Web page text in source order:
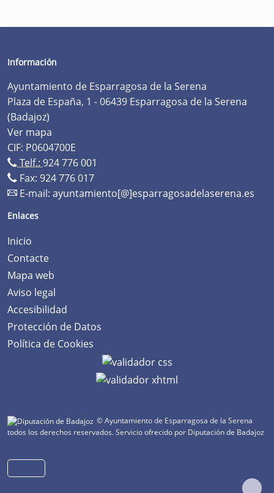
Información
Ayuntamiento de Esparragosa de la Serena
Plaza de España, 1 - 06439 Esparragosa de la Serena
(Badajoz)
Ver mapa
CIF: P0604700E
Telf.: 924 776 001
Fax: 924 776 017
E-mail: ayuntamiento[@]esparragosadelaserena.es
Enlaces
Inicio
Contacte
Mapa web
Aviso legal
Accesibilidad
Protección de Datos
Política de Cookies
© Ayuntamiento de Esparragosa de la Serena
todos los derechos reservados.Servicio ofrecido por Diputación de Badajoz